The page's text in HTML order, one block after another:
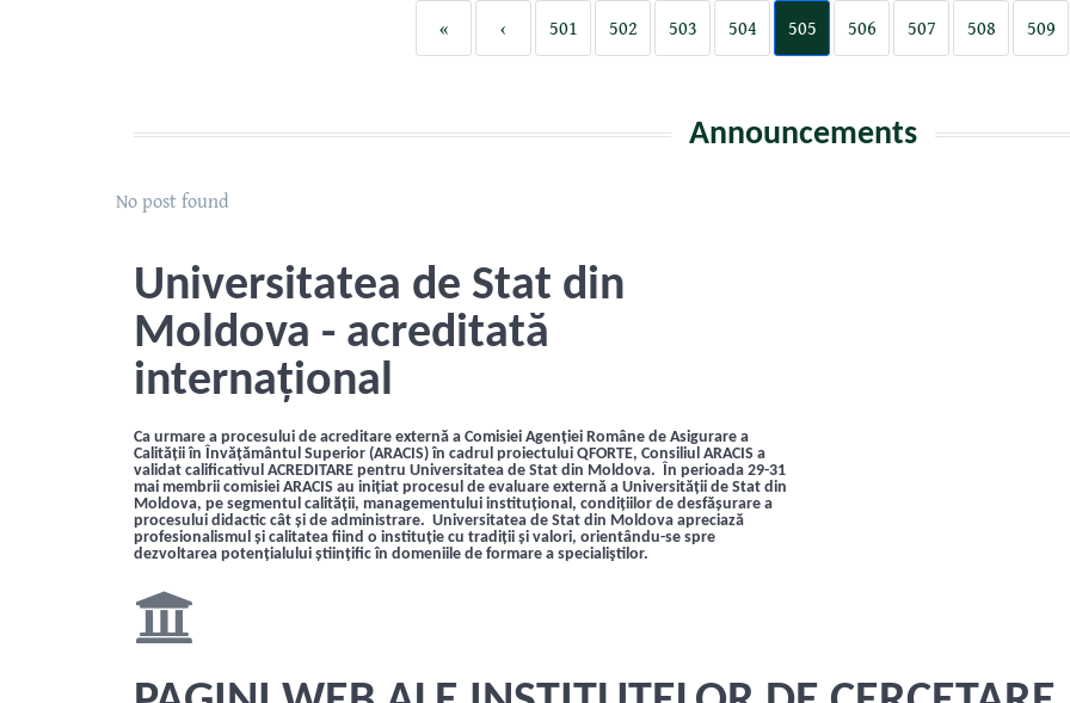
« ‹ 501 502 503 504 505 506 507 508 509
Announcements
No post found
Universitatea de Stat din
Moldova - acreditată
internațional
Ca urmare a procesului de acreditare externă a Comisiei Agenției Române de Asigurare a
Calității în Învățământul Superior (ARACIS) în cadrul proiectului QFORTE, Consiliul ARACIS a
validat calificativul ACREDITARE pentru Universitatea de Stat din Moldova. În perioada 29-31
mai membrii comisiei ARACIS au inițiat procesul de evaluare externă a Universității de Stat din
Moldova, pe segmentul calității, managementului instituțional, condițiilor de desfășurare a
procesului didactic cât și de administrare. Universitatea de Stat din Moldova apreciază
profesionalismul și calitatea fiind o instituție cu tradiții și valori, orientându-se spre
dezvoltarea potențialului științific în domeniile de formare a specialiştilor.